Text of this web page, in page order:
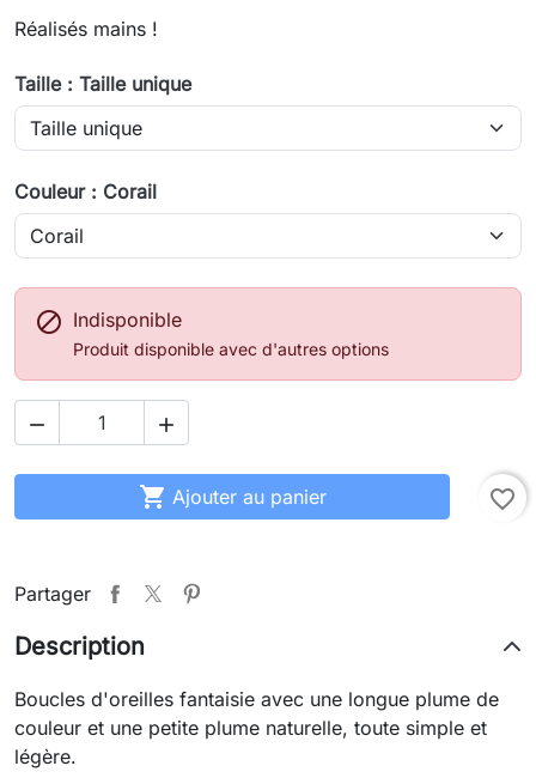
Réalisés mains !
Taille : Taille unique
Couleur : Corail
 Indisponible
Produit disponible avec d'autres options
 
 Ajouter au panier favorite_border
Partager
Description
Boucles d'oreilles fantaisie avec une longue plume de
couleur et une petite plume naturelle, toute simple et
légère.